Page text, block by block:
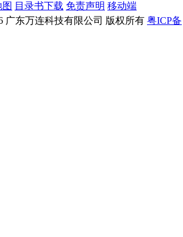
图 目录书下载 免责声明 移动端
广东万连科技有限公司 版权所有 粤ICP备